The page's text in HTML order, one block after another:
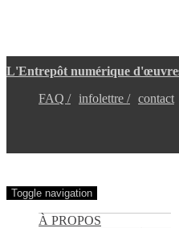
au
contenu
principal
L'Entrepôt numérique
FAQ / infolettre / contact
Toggle navigation
À PROPOS